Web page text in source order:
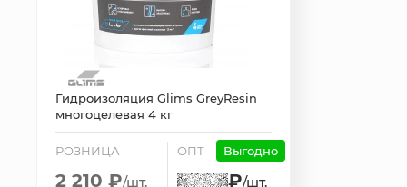
Гидроизоляция Glims GreyResin
многоцелевая 4 кг
РОЗНИЦА
2 210 ₽/шт.
ОПТ Выгодно
₽/шт.